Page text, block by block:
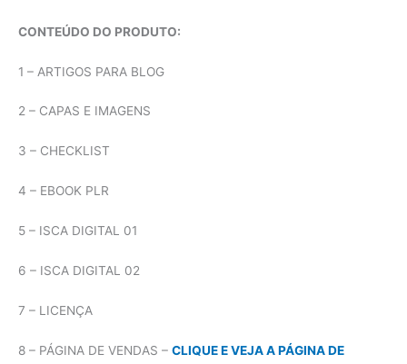
CONTEÚDO DO PRODUTO:
1 – ARTIGOS PARA BLOG
2 – CAPAS E IMAGENS
3 – CHECKLIST
4 – EBOOK PLR
5 – ISCA DIGITAL 01
6 – ISCA DIGITAL 02
7 – LICENÇA
8 – PÁGINA DE VENDAS – CLIQUE E VEJA A PÁGINA DE